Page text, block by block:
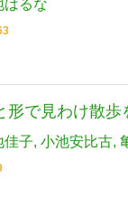
はるな
形で見わけ散歩
佳子 小池安比古